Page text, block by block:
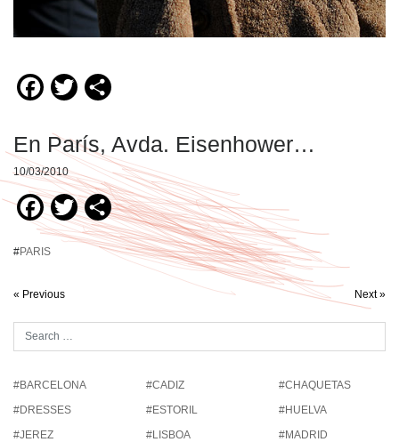
Facebook
Twitter
En París, Avda. Eisenhower…
10/03/2010
Facebook
TwitterCompartir
#PARIS
« Previous Next »
#BARCELONA #CADIZ
#CHAQUETAS
#DRESSES
#ESTORIL
#HUELVA
#JEREZ
#LISBOA
#MADRID